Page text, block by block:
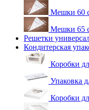
Мешки 60
Мешки 65
Решетки
Кондитерская
Коробки
Упаковка
Коробки